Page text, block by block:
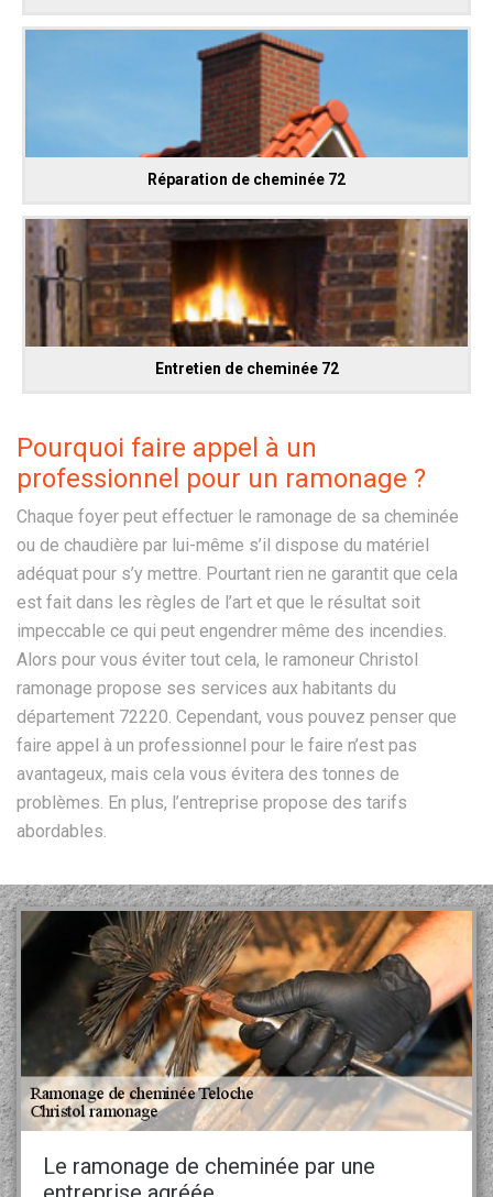
Réparation de cheminée 72
Entretien de cheminée 72
Pourquoi faire appel à un
professionnel pour un ramonage ?
Chaque foyer peut effectuer le ramonage de sa cheminée
ou de chaudière par lui-même s’il dispose du matériel
adéquat pour s’y mettre. Pourtant rien ne garantit que cela
est fait dans les règles de l’art et que le résultat soit
impeccable ce qui peut engendrer même des incendies.
Alors pour vous éviter tout cela, le ramoneur Christol
ramonage propose ses services aux habitants du
département 72220. Cependant, vous pouvez penser que
faire appel à un professionnel pour le faire n’est pas
avantageux, mais cela vous évitera des tonnes de
problèmes. En plus, l’entreprise propose des tarifs
abordables.
Le ramonage de cheminée par une